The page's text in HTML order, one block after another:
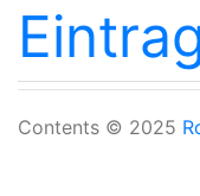
Contents © 2025